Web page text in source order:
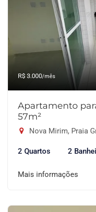
R$ 3.000/mês
Apartamento
57m²
Nova Mirim, Praia
2 Quartos 2
Mais informações